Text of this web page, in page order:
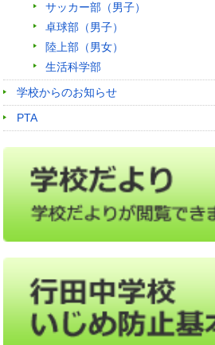
サッカー部（男子）
卓球部（男子）
陸上部（男女）
生活科学部
学校からのお知らせ
PTA